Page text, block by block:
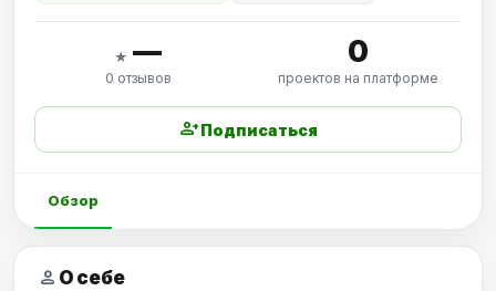
★ —
0 отзывов
0
проектов на платформе
person_addПодписаться
Обзор
person О себе